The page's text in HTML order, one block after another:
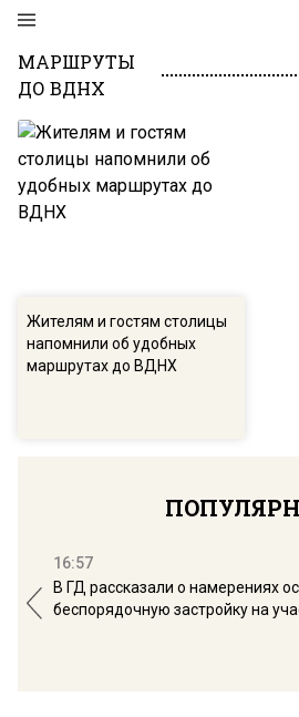
МАРШРУТЫ
ДО ВДНХ
Жителям и гостям столицы
напомнили об удобных
маршрутах до ВДНХ
16:57
В ГД рассказали о намерениях
беспорядочную застройку на